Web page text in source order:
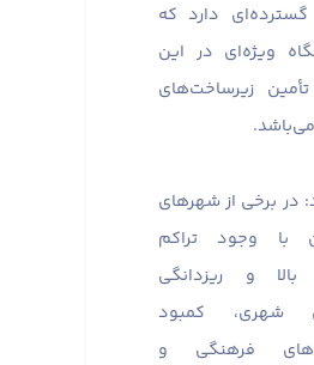
گسترده‌‌ای دارد که
ویژه‌ای در این
زیرساخت‌های
در برخی از شهرهای
با وجود تراکم
و ریزدانگی
شهری، کمبود
فرهنگی و